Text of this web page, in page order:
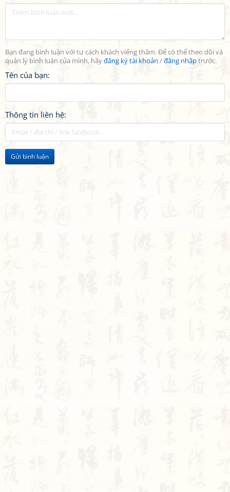
Bạn đang bình luận với tư cách khách viếng thăm. Để có thể theo dõi và
quản lý bình luận của mình, hãyđăng ký tài khoản /đăng nhậptrước.
Tên của bạn:
Thông tin liên hệ:
Gửi bình luận